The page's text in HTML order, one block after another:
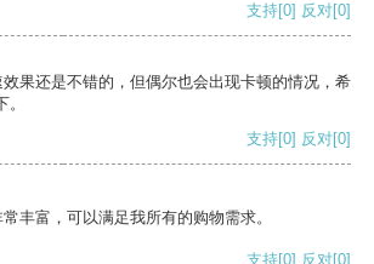
支持[0] 反对[0]
果还是不错的，但偶尔也会出现卡顿的情况，希
支持[0] 反对[0]
丰富，可以满足我所有的购物需求。
支持[0] 反对[0]